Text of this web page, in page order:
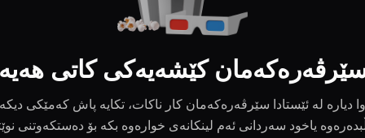
کێشەیەکی کاتی
وا دیارە لە ئێستادا سێرڤەرەکەمان کار ناکات، تکایە پاش کەمێکی دیکە
یاخود سەردانی ئەم لینکانەی خوارەوە بکە بۆ دەستکەوتنی